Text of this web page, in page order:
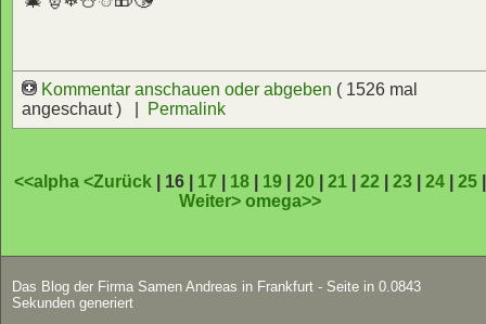
Kommentar anschauen oder abgeben ( 1526 mal
angeschaut ) |
Permalink
<<alpha<Zurück | 16 | 17 18 19 |20 |21 |22 |23 |24 |25
Weiter>omega>>
Das Blog der Firma Samen Andreas in Frankfurt - Seite in 0.0843
Sekunden generiert